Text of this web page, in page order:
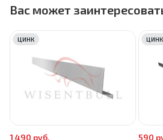
Вас может
1 490 руб.
ЦИНК
590
ЦИНК